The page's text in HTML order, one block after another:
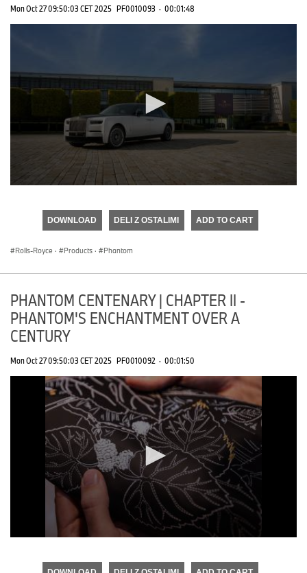
Mon Oct 27 09:50:03 CET 2025 PF0010093 · 00:01:48
seconds
DOWNLOAD DELI Z OSTALIMI ADD TO CART
Rolls-Royce · Products · Phantom
PHANTOM CENTENARY | CHAPTER II -
PHANTOM'S ENCHANTMENT OVER A
CENTURY
Mon Oct 27 09:50:03 CET 2025 PF0010092 · 00:01:50